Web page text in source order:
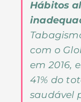
Hábitos
com o
em 2016,
41% do
saudável